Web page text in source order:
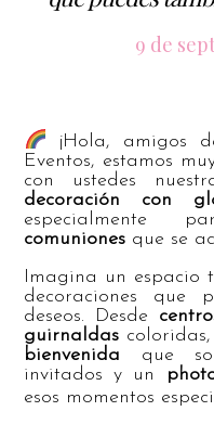
9 de
¡Hola, amigos
Eventos, estamos
con ustedes
decoración con
especialmente
comuniones que se
Imagina un espacio
decoraciones que
deseos. Desde
guirnaldas
bienvenida que
invitados y un
esos momentos